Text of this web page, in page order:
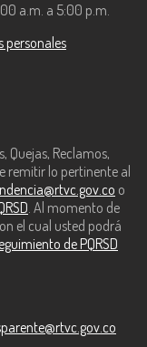
a.m. a 5:00 p.m.
personales
Quejas, Reclamos,
remitir lo pertinente al
o
. Al momento de
el cual usted podrá
de PQRSD